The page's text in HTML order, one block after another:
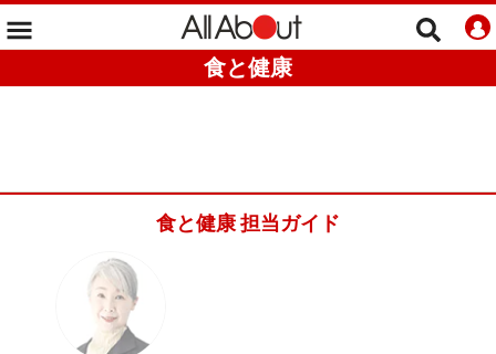
食と健康
食と健康 担当ガイド